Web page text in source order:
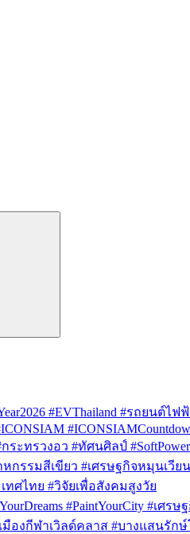
#EVThailand #รถยนต์ไฟ
ระทรวงอว #ทัศนศิลป์
กรรมสีเขียว #เศรษฐกิจหมุนเวีย
ทศไทย #วิจัยเพื่อสังคมสูงวัย
#PaintYourCity #
เมืองกีฬาเวิลด์คลาส #บางแสนรัก